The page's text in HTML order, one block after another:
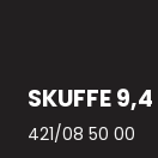
SKUFFE
421/08 50 00